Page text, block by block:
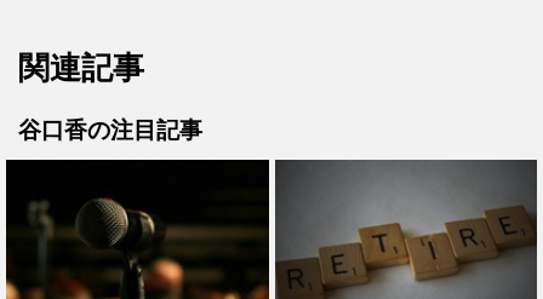
関連記事
谷口香の注目記事